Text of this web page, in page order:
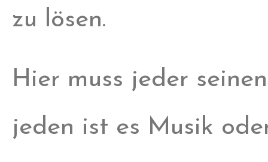
zu lösen.
Hier muss jeder
jeden ist es Musik